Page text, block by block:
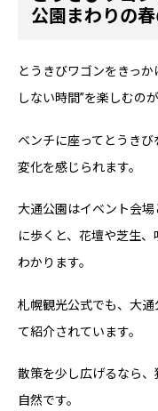
公園まわりの
とうきびワゴンをきっ
しない時間”を楽しむの
ベンチに座ってとうき
変化を感じられます。
大通公園はイベント会
に歩くと、花壇や芝生
わかります。
札幌観光公式でも、大
て紹介されています。
散策を少し広げるなら
自然です。